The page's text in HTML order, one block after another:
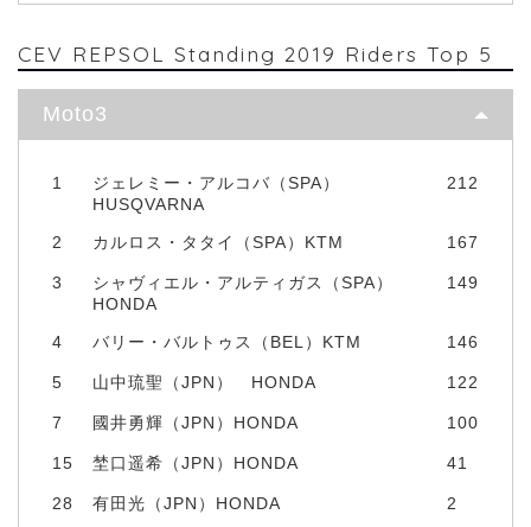
CEV REPSOL Standing 2019 Riders Top 5
Moto3
1
ジェレミー・アルコバ（SPA）
HUSQVARNA
212
2 カルロス・タタイ（SPA）KTM 167
3
シャヴィエル・アルティガス（SPA）
HONDA
149
4 バリー・バルトゥス（BEL）KTM 146
5 山中琉聖（JPN） HONDA 122
7 國井勇輝（JPN）HONDA 100
15 埜口遥希（JPN）HONDA 41
28 有田光（JPN）HONDA 2